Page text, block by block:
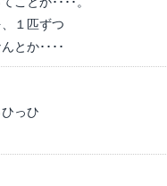
１匹ずつ
とか････
っひ